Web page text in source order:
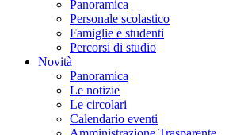
Panoramica
Personale scolastico
Famiglie e studenti
Percorsi di studio
Novità
Panoramica
Le notizie
Le circolari
Calendario eventi